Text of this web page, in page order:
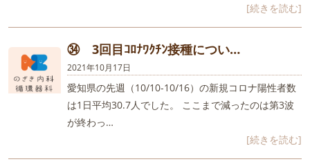
[続きを読む]
㉞ 3回目ｺﾛﾅﾜｸﾁﾝ接種につい…
2021年10月17日
愛知県の先週（10/10-10/16）の新規コロナ陽性者数
は1日平均30.7人でした。 ここまで減ったのは第3波
が終わっ…
[続きを読む]